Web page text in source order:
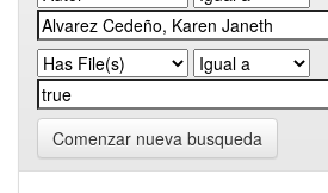
Comenzar nueva busqueda